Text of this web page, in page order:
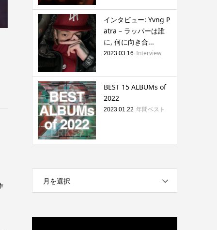
インタビュー: Yvng P
atra – ラッパーは誰
に, 何に向き合...
2023.03.16 Interview
BEST 15 ALBUMs of
2022
2023.01.22 年間ベスト
月を選択